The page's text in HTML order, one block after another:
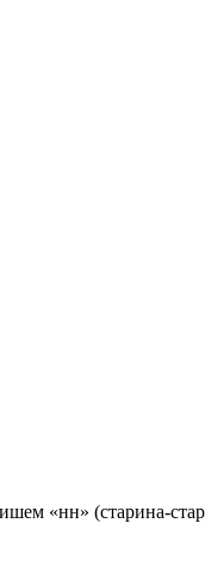
«нн» (старина-